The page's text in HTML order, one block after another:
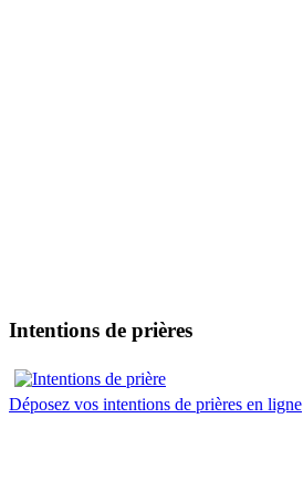
Intentions de prières
Déposez vos intentions de prières en ligne